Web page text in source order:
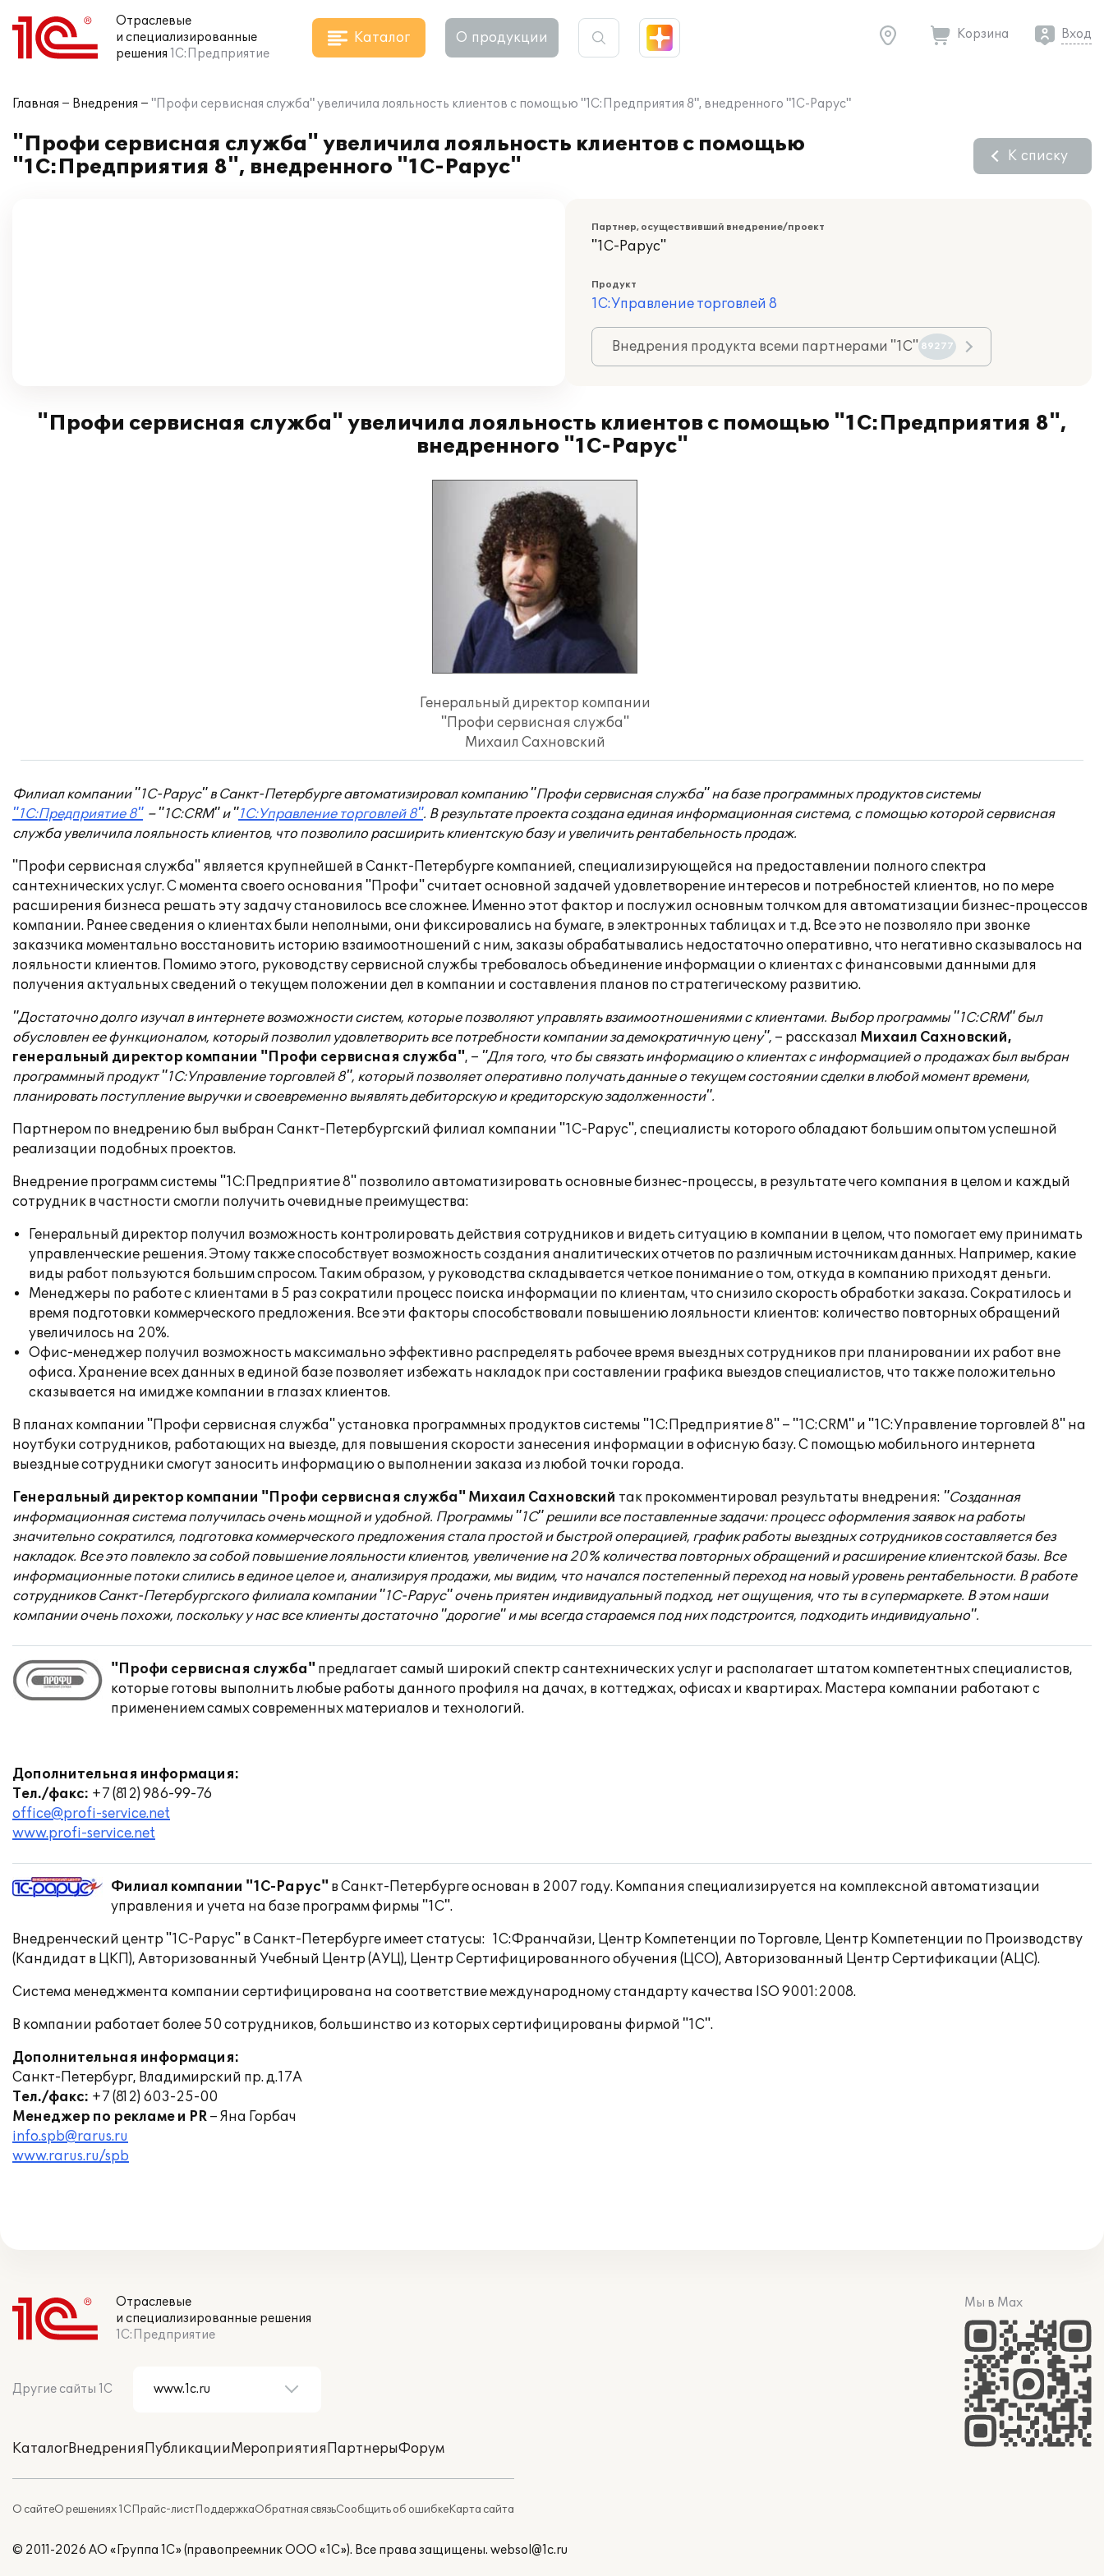
Отраслевые
и специализированные
решения 1С:Предприятие
Каталог О продукции Корзина Вход
Главная Внедрения "Профи сервисная служба" увеличила лояльность клиентов с помощью "1С:Предприятия 8", внедренного "1С-Рарус"
"Профи сервисная служба" увеличила лояльность клиентов с помощью
"1С:Предприятия 8", внедренного "1С-Рарус"
К списку
Партнер, осуществивший внедрение/проект
"1С-Рарус"
Продукт
1С:Управление торговлей 8
Внедрения продукта всеми партнерами "1С" 89277
"Профи сервисная служба" увеличила лояльность клиентов с помощью "1С:Предприятия 8",
внедренного "1С-Рарус"
Генеральный директор компании
"Профи сервисная служба"
Михаил Сахновский
Филиал компании "1С-Рарус" в Санкт-Петербурге автоматизировал компанию "Профи сервисная служба" на базе программных продуктов системы
"1С:Предприятие 8"– "1С:CRM" и "1С:Управление торговлей 8". В результате проекта создана единая информационная система, с помощью которой сервисная
служба увеличила лояльность клиентов, что позволило расширить клиентскую базу и увеличить рентабельность продаж.
"Профи сервисная служба" является крупнейшей в Санкт-Петербурге компанией, специализирующейся на предоставлении полного спектра
сантехнических услуг. С момента своего основания "Профи" считает основной задачей удовлетворение интересов и потребностей клиентов, но по мере
расширения бизнеса решать эту задачу становилось все сложнее. Именно этот фактор и послужил основным толчком для автоматизации бизнес-процессов
компании. Ранее сведения о клиентах были неполными, они фиксировались на бумаге, в электронных таблицах и т.д. Все это не позволяло при звонке
заказчика моментально восстановить историю взаимоотношений с ним, заказы обрабатывались недостаточно оперативно, что негативно сказывалось на
лояльности клиентов. Помимо этого, руководству сервисной службы требовалось объединение информации о клиентах с финансовыми данными для
получения актуальных сведений о текущем положении дел в компании и составления планов по стратегическому развитию.
"Достаточно долго изучал в интернете возможности систем, которые позволяют управлять взаимоотношениями с клиентами. Выбор программы "1С:CRM" был
обусловлен ее функционалом, который позволил удовлетворить все потребности компании за демократичную цену", – рассказал Михаил Сахновский,
генеральный директор компании "Профи сервисная служба", – "Для того, что бы связать информацию о клиентах с информацией о продажах был выбран
программный продукт "1С:Управление торговлей 8", который позволяет оперативно получать данные о текущем состоянии сделки в любой момент времени,
планировать поступление выручки и своевременно выявлять дебиторскую и кредиторскую задолженности".
Партнером по внедрению был выбран Санкт-Петербургский филиал компании "1С-Рарус", специалисты которого обладают большим опытом успешной
реализации подобных проектов.
Внедрение программ системы "1С:Предприятие 8" позволило автоматизировать основные бизнес-процессы, в результате чего компания в целом и каждый
сотрудник в частности смогли получить очевидные преимущества:
Генеральный директор получил возможность контролировать действия сотрудников и видеть ситуацию в компании в целом, что помогает ему принимать
управленческие решения. Этому также способствует возможность создания аналитических отчетов по различным источникам данных. Например, какие
виды работ пользуются большим спросом. Таким образом, у руководства складывается четкое понимание о том, откуда в компанию приходят деньги.
Менеджеры по работе с клиентами в 5 раз сократили процесс поиска информации по клиентам, что снизило скорость обработки заказа. Сократилось и
время подготовки коммерческого предложения. Все эти факторы способствовали повышению лояльности клиентов: количество повторных обращений
увеличилось на 20%.
Офис-менеджер получил возможность максимально эффективно распределять рабочее время выездных сотрудников при планировании их работ вне
офиса. Хранение всех данных в единой базе позволяет избежать накладок при составлении графика выездов специалистов, что также положительно
сказывается на имидже компании в глазах клиентов.
В планах компании "Профи сервисная служба" установка программных продуктов системы "1С:Предприятие 8" – "1С:CRM" и "1С:Управление торговлей 8" на
ноутбуки сотрудников, работающих на выезде, для повышения скорости занесения информации в офисную базу. С помощью мобильного интернета
выездные сотрудники смогут заносить информацию о выполнении заказа из любой точки города.
Генеральный директор компании "Профи сервисная служба" Михаил Сахновский так прокомментировал результаты внедрения: "Созданная
информационная система получилась очень мощной и удобной. Программы "1С" решили все поставленные задачи: процесс оформления заявок на работы
значительно сократился, подготовка коммерческого предложения стала простой и быстрой операцией, график работы выездных сотрудников составляется без
накладок. Все это повлекло за собой повышение лояльности клиентов, увеличение на 20% количества повторных обращений и расширение клиентской базы. Все
информационные потоки слились в единое целое и, анализируя продажи, мы видим, что начался постепенный переход на новый уровень рентабельности. В работе
сотрудников Санкт-Петербургского филиала компании "1С-Рарус" очень приятен индивидуальный подход, нет ощущения, что ты в супермаркете. В этом наши
компании очень похожи, поскольку у нас все клиенты достаточно "дорогие" и мы всегда стараемся под них подстроится, подходить индивидуально".
"Профи сервисная служба" предлагает самый широкий спектр сантехнических услуг и располагает штатом компетентных специалистов,
которые готовы выполнить любые работы данного профиля на дачах, в коттеджах, офисах и квартирах. Мастера компании работают с
применением самых современных материалов и технологий.
Дополнительная информация:
Тел./факс: +7 (812) 986-99-76
office@profi-service.net
www.profi-service.net
Филиал компании "1С-Рарус" в Санкт-Петербурге основан в 2007 году. Компания специализируется на комплексной автоматизации
управления и учета на базе программ фирмы "1С".
Внедренческий центр "1С-Рарус" в Санкт-Петербурге имеет статусы: 1С:Франчайзи, Центр Компетенции по Торговле, Центр Компетенции по Производству
(Кандидат в ЦКП), Авторизованный Учебный Центр (АУЦ), Центр Сертифицированного обучения (ЦСО), Авторизованный Центр Сертификации (АЦС).
Система менеджмента компании сертифицирована на соответствие международному стандарту качества ISO 9001:2008.
В компании работает более 50 сотрудников, большинство из которых сертифицированы фирмой "1С".
Дополнительная информация:
Санкт-Петербург, Владимирский пр. д.17А
Тел./факс: +7 (812) 603-25-00
Менеджер по рекламе и PR – Яна Горбач
info.spb@rarus.ru
www.rarus.ru/spb
Отраслевые
и специализированные решения
1С:Предприятие
Другие сайты 1С
КаталогВнедренияПубликацииМероприятияПартнерыФорум
О сайтеО решениях 1СПрайс-листПоддержкаОбратная связьСообщить об ошибкеКарта сайта
Мы в Max
© 2011-2026 АО «Группа 1С» (правопреемник ООО «1С»). Все права защищены. websol@1c.ru